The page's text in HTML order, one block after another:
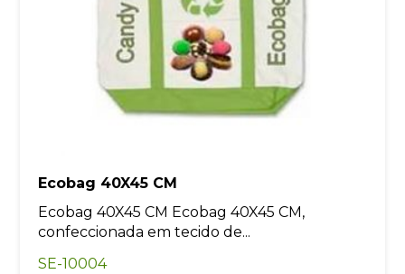
Ecobag 40X45 CM
Ecobag 40X45 CM Ecobag 40X45 CM,
confeccionada em tecido de...
SE-10004